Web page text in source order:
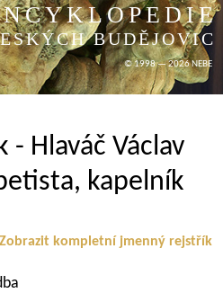
BUDĚJOVIC
© 1998 — 2026 NEBE
Hlaváč Václav
kapelník
Zobrazit kompletní jmenný rejstřík